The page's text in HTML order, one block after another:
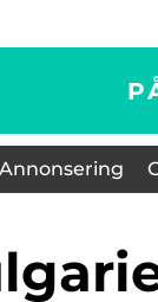
Annonsering